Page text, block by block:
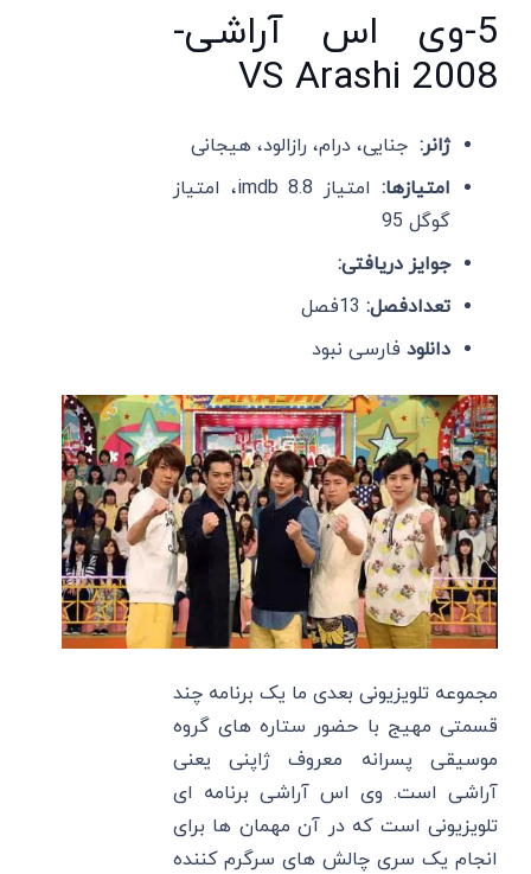
5-وی اس آراشی-
VS Arashi 2008
ژانر: جنایی، درام، رازالود، هیجانی
امتیازها:
امتیاز imdb 8.8، امتیاز
گوگل 95
جوایز دریافتی:
تعدادفصل:
دانلود فارسی نبود
مجموعه تلویزیونی بعدی ما یک برنامه چند
قسمتی مهیج با حضور ستاره های گروه
موسیقی پسرانه معروف ژاپنی یعنی
آراشی است. وی اس آراشی برنامه ای
تلویزیونی است که در آن مهمان ها برای
انجام یک سری چالش های سرگرم کننده